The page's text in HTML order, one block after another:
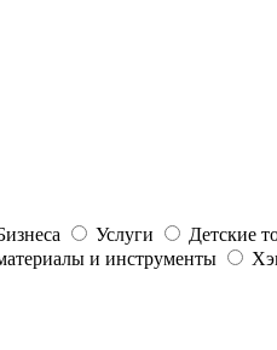
Услуги Детские
и инструменты